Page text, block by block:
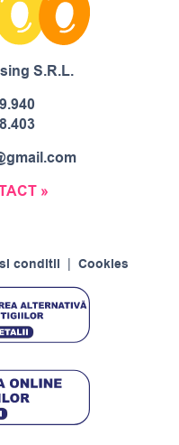
S.R.L.
»
conditii Cookies